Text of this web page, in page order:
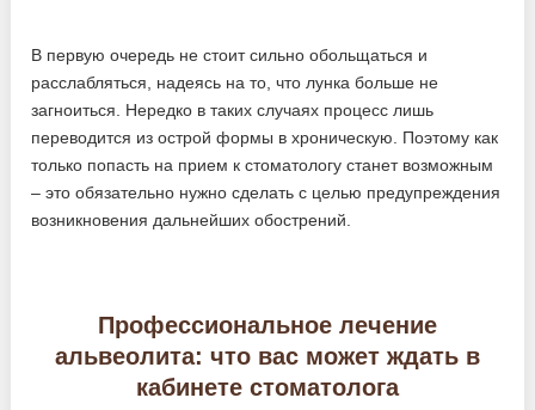
В первую очередь не стоит сильно обольщаться и
расслабляться, надеясь на то, что лунка больше не
загноиться. Нередко в таких случаях процесс лишь
переводится из острой формы в хроническую. Поэтому как
только попасть на прием к стоматологу станет возможным
– это обязательно нужно сделать с целью предупреждения
возникновения дальнейших обострений.
Профессиональное лечение
альвеолита: что вас может ждать в
кабинете стоматолога